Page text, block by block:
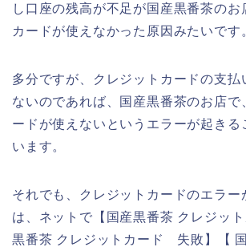
し口座の残高が不足が国産黒番茶のお
カードが使えなかった原因みたいです
多分ですが、クレジットカードの支払
ないのであれば、国産黒番茶のお店で
ードが使えないというエラーが起きる
います。
それでも、クレジットカードのエラー
は、ネットで【国産黒番茶 クレジッ
黒番茶 クレジットカード 失敗】【